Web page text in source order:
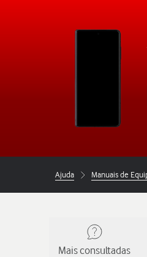
Ajuda Manuais de
Mais consultadas